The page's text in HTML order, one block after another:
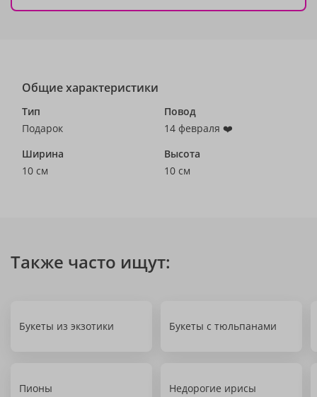
Общие характеристики
Тип
Подарок
Повод
14 февраля ❤️
Ширина
10 см
Высота
10 см
Также часто ищут:
Букеты из экзотики Букеты с тюльпанами
Пионы Недорогие ирисы